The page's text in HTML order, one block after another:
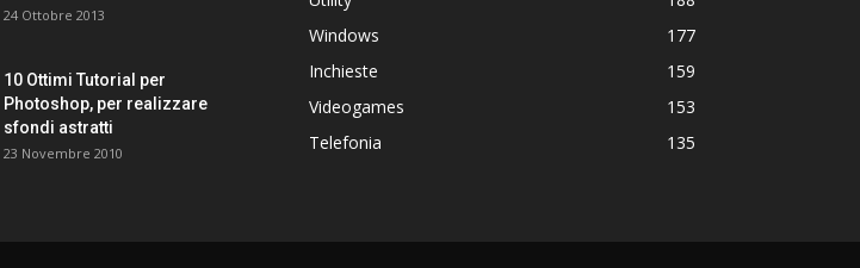
24 Ottobre 2013
10 Ottimi Tutorial per
Photoshop, per realizzare
sfondi astratti
23 Novembre 2010
Windows
177
Inchieste
159
Videogames
153
Telefonia
135